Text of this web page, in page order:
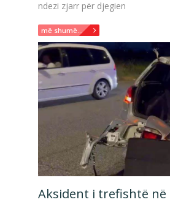
ndezi zjarr për djegien
më shumë...
Aksident i trefishtë